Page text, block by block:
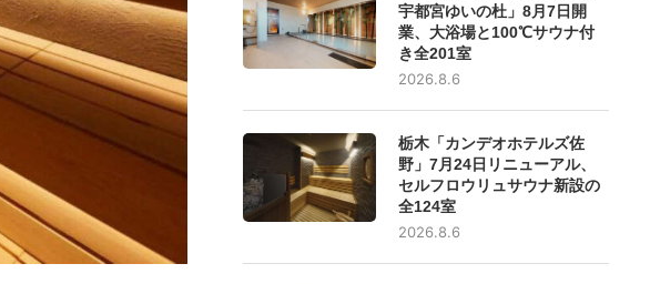
宇都宮ゆいの杜」8月7日開
業、大浴場と100℃サウナ付
き全201室
2026.8.6
栃木「カンデオホテルズ佐
野」7月24日リニューアル、
セルフロウリュサウナ新設の
全124室
2026.8.6